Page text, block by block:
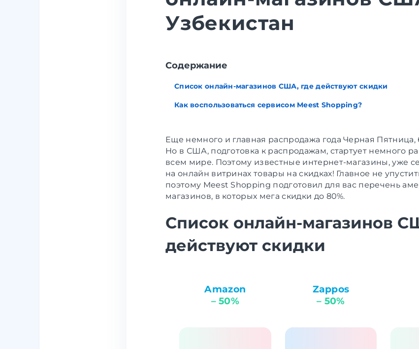
Узбекистан
Cодержание
Список онлайн-магазинов США, где действуют скидки
Как воспользоваться сервисом Meest Shopping?
Еще немного и главная распродажа года Черная Пятница,
Но в США, подготовка к распродажам, стартует немного
всем мире. Поэтому известные интернет-магазины, уже
на онлайн витринах товары на скидках! Главное не
поэтому Meest Shopping подготовил для вас перечень
магазинов, в которых мега скидки до 80%.
Список онлайн-магазинов
действуют скидки
Amazon
– 50%
Zappos
– 50%